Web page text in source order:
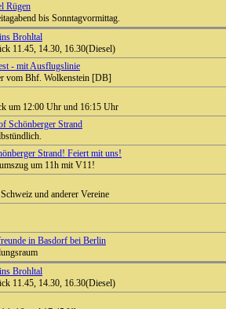
Rügen
bis Sonntagvormittag.
Brohltal
11.45, 14.30, 16.30(Diesel)
- mit Ausflugslinie
vom Bhf. Wolkenstein [DB]
um 12:00 Uhr und 16:15 Uhr
Schönberger Strand
Strand! Feiert mit uns!
um 11h mit V11!
und anderer Vereine
in Basdorf bei Berlin
Brohltal
11.45, 14.30, 16.30(Diesel)